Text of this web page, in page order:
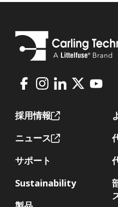
Facebook
Instagram
LinkedIn
X
Footer
採用情報
ニュース
サポート
Sustainability